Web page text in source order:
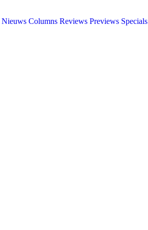
Nieuws Columns Reviews Previews Specials